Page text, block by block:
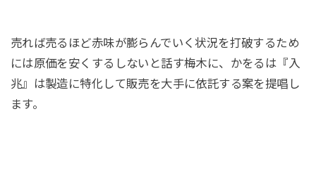
売れば売るほど赤味が膨らんでいく状況を打破するため
には原価を安くするしないと話す梅木に、かをるは『入
兆』は製造に特化して販売を大手に依託する案を提唱し
ます。